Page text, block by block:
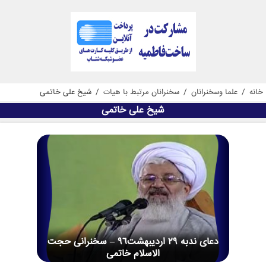
خانه / علما وسخنرانان / سخنرانان مرتبط با هیات / شیخ علی خاتمی
شیخ علی خاتمی
دعای ندبه 29 اردیبهشت96 – سخنرانی حجت
الاسلام خاتمی